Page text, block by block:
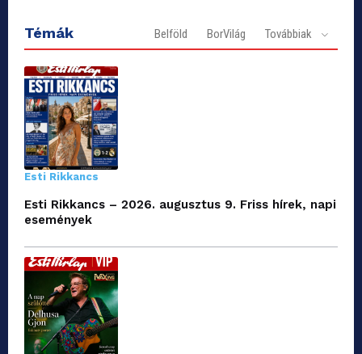
Témák Belföld BorVilág Továbbiak
Esti Rikkancs
Esti Rikkancs – 2026. augusztus 9. Friss hírek, napi
események